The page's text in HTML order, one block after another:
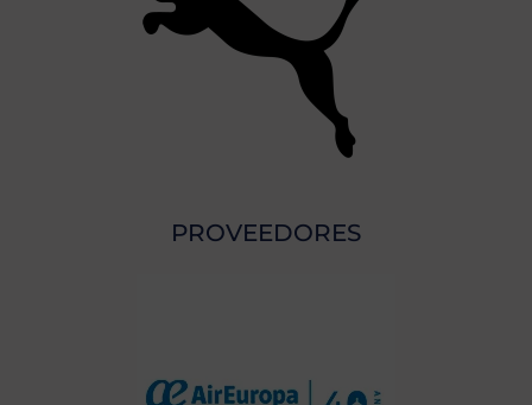
PROVEEDORES